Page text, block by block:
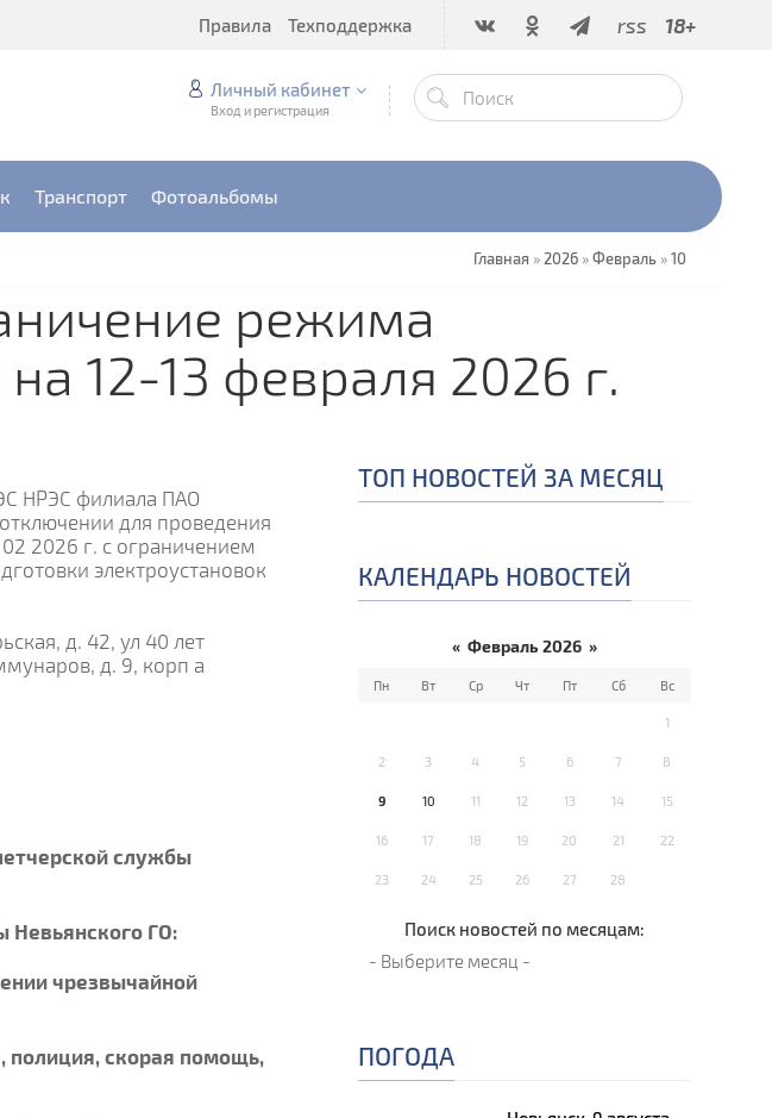
rss 18+
Правила Техподдержка
Личный кабинет
Вход и регистрация
Транспорт Фотоальбомы
Главная » 2026 »Февраль »10
режима
12-13 февраля 2026 г.
НРЭС филиала ПАО
для проведения
2026 г. с ограничением
электроустановок
д. 42, ул 40 лет
д. 9, корп а
службы
Невьянского ГО:
чрезвычайной
полиция, скорая помощь,
ТОП НОВОСТЕЙ ЗА МЕСЯЦ
КАЛЕНДАРЬ НОВОСТЕЙ
« Февраль 2026 »
Пн Вт Ср Чт Пт Сб Вс
1
2 3 4 5 6 7 8
9 10 11 12 13 14 15
16 17 18 19 20 21 22
23 24 25 26 27 28
Поиск новостей по месяцам:
ПОГОДА